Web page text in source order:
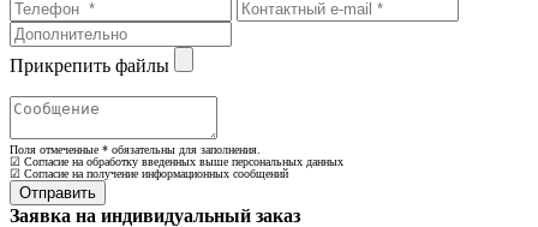
Прикрепить файлы
Поля отмеченные * обязательны для заполнения.
☑ Согласие на обработку введенных выше персональных данных
☑ Согласие на получение информационных сообщений
Заявка на индивидуальный заказ